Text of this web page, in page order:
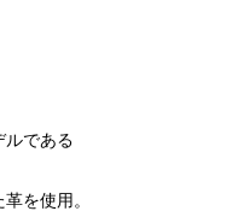
ルである
を使用。